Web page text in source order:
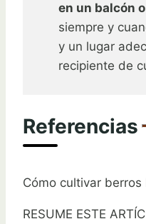
en un balcón
siempre y
y un lugar
recipiente de
Referencias
Cómo cultivar
RESUME ESTE